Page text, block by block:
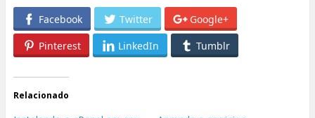
Facebook Twitter
Google+
Pinterest
LinkedIn Tumblr
Relacionado